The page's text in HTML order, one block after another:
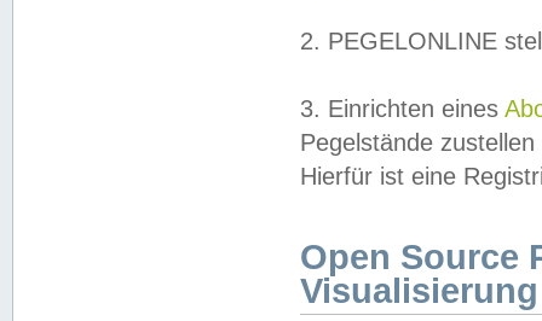
2. PEGELONLINE
3. Einrichten eines
Pegelstände
Hierfür ist eine
Open Source
Visualisierung